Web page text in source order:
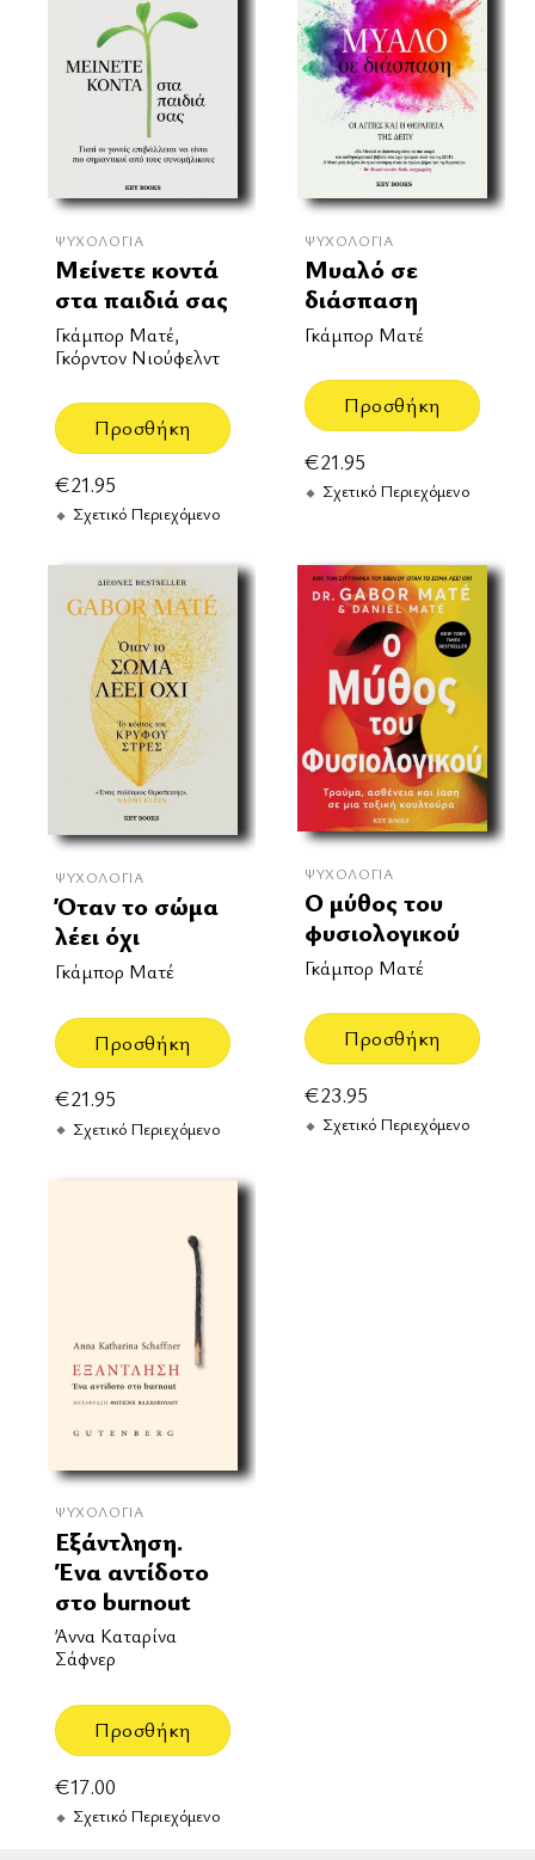
ΨΥΧΟΛΟΓΊΑ
Μείνετε κοντά
στα παιδιά σας
Γκάμπορ Ματέ,
Γκόρντον Νιούφελντ
Προσθήκη
€21.95
Σχετικό Περιεχόμενο
ΨΥΧΟΛΟΓΊΑ
Μυαλό σε
διάσπαση
Γκάμπορ Ματέ
Προσθήκη
€21.95
Σχετικό Περιεχόμενο
ΨΥΧΟΛΟΓΊΑ
Όταν το σώμα
λέει όχι
Γκάμπορ Ματέ
Προσθήκη
€21.95
Σχετικό Περιεχόμενο
ΨΥΧΟΛΟΓΊΑ
O μύθος του
φυσιολογικού
Γκάμπορ Ματέ
Προσθήκη
€23.95
Σχετικό Περιεχόμενο
ΨΥΧΟΛΟΓΊΑ
Εξάντληση.
Ένα αντίδοτο
στο burnout
Άννα Καταρίνα
Σάφνερ
Προσθήκη
€17.00
Σχετικό Περιεχόμενο